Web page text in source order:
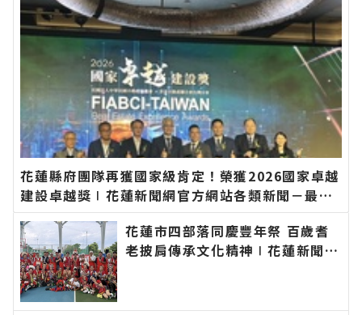
花蓮縣府團隊再獲國家級肯定！榮獲2026國家卓越
建設卓越獎∣花蓮新聞網官方網站各類新聞－最快
速的今日新聞報導 最新的在地資訊！
花蓮市四部落同慶豐年祭 百歲耆
老披肩傳承文化精神∣花蓮新聞網